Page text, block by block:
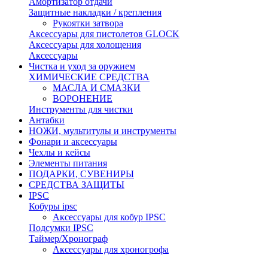
Защитные накладки / крепления
Рукоятки затвора
Аксессуары для пистолетов GLOCK
Аксессуары для холощения
Аксессуары
Чистка и уход за оружием
ХИМИЧЕСКИЕ СРЕДСТВА
МАСЛА И СМАЗКИ
ВОРОНЕНИЕ
Инструменты для чистки
Антабки
НОЖИ, мультитулы и инструменты
Фонари и аксессуары
Чехлы и кейсы
Элементы питания
ПОДАРКИ, СУВЕНИРЫ
СРЕДСТВА ЗАЩИТЫ
IPSC
Кобуры ipsc
Аксессуары для кобур IPSC
Подсумки IPSC
Таймер/Хронограф
Аксессуары для хроногрофа